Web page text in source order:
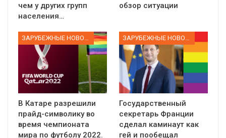
чем у других групп
населения…
обзор ситуации
В Катаре разрешили
прайд-символику во
время чемпионата
мира по футболу 2022.
Государственный
секретарь Франции
сделал каминаут как
гей и пообещал